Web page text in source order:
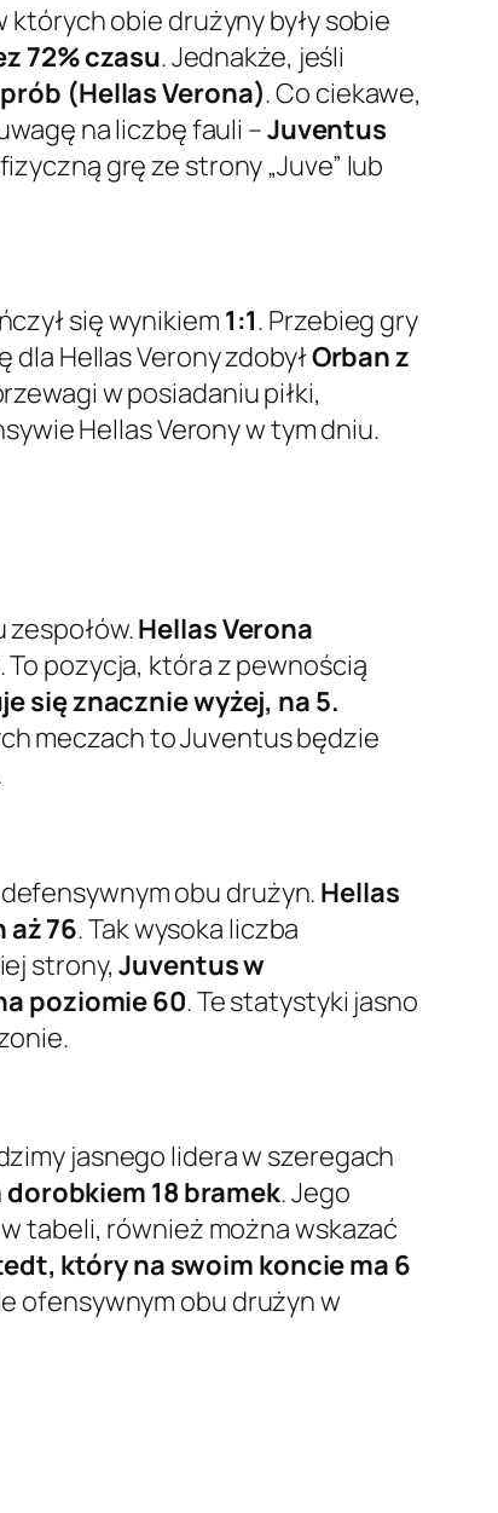
obie drużyny były sobie
72% czasu. Jednakże, jeśli
(Hellas Verona). Co ciekawe,
na liczbę fauli –Juventus
grę ze strony „Juve” lub
się wynikiem 1:1. Przebieg gry
Hellas Verony zdobyłOrban z
w posiadaniu piłki,
Hellas Verony w tym dniu.
Hellas Verona
. To pozycja, która z pewnością
się znacznie wyżej, na 5.
meczach to Juventus będzie
obu drużyn. Hellas
76. Tak wysoka liczba
strony,Juventus w
poziomie 60. Te statystyki jasno
jasnego lidera w szeregach
18 bramek. Jego
tabeli, również można wskazać
który na swoim koncie ma 6
ofensywnym obu drużyn w